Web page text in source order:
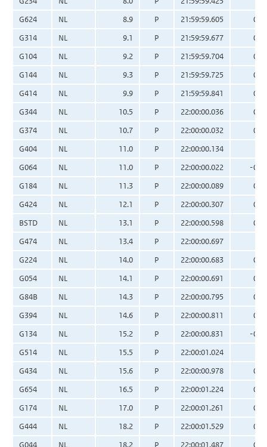
G624
NL 8.9 P 21:59:59.605
0.02
G314
NL 9.1 P 21:59:59.677
0.04
G104
NL 9.2 P 21:59:59.704
0.03
G144
NL 9.3 P 21:59:59.725
0.04
G414
NL 9.9 P 21:59:59.841
0.04
G344
NL 10.5 P 22:00:00.036
0.11
G374
NL 10.7 P 22:00:00.032
0.07
G404
NL 11.0 P 22:00:00.134
G064
NL 11.0 P 22:00:00.022
-0.01
G184
NL 11.3 P 22:00:00.089
0.01
G424
NL 12.1 P 22:00:00.307
0.07
BSTD
NL 13.1 P 22:00:00.598
0.07
G474
NL 13.4 P 22:00:00.697
G224
NL 14.0 P 22:00:00.683
0.05
G054
NL 14.1 P 22:00:00.691
0.04
G84B
NL 14.3 P 22:00:00.795
0.08
G394
NL 14.6 P 22:00:00.811
0.07
G134
NL 15.2 P 22:00:00.831
-0.03
G514
NL 15.5 P 22:00:01.024
G434
NL 15.6 P 22:00:00.978
0.04
G654
NL 16.5 P 22:00:01.224
0.09
G174
NL 17.0 P 22:00:01.261
0.04
G444
NL 18.2 P 22:00:01.529
0.07